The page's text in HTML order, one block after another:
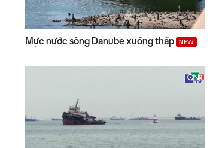
Mực nước sông Danube xuống thấp NEW